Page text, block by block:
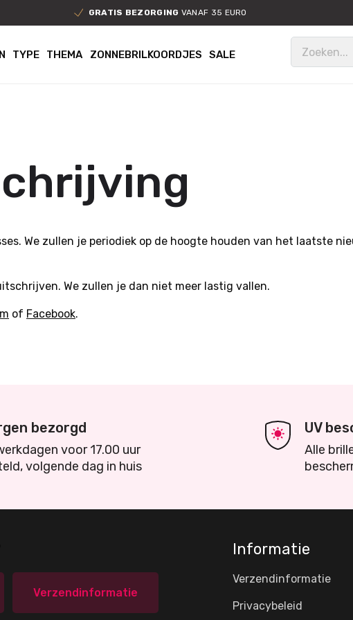
GRATIS BEZORGING VANAF 35 EURO
TYPE THEMA ZONNEBRILKOORDJES SALE
We zullen je periodiek op de hoogte houden van het laatste
We zullen je dan niet meer lastig vallen.
of Facebook.
bezorgd
voor 17.00 uur
volgende dag in huis
UV
Alle
Verzendinformatie
Informatie
Verzendinformatie
Privacybeleid